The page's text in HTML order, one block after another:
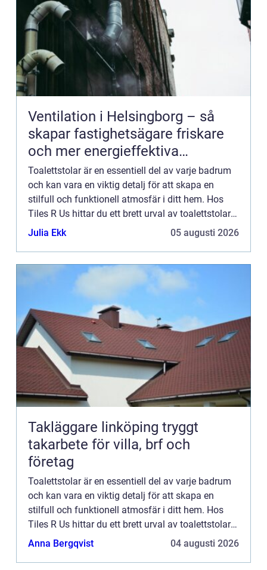
Ventilation i Helsingborg – så
skapar fastighetsägare friskare
och mer energieffektiva
byggnader
Toalettstolar är en essentiell del av varje badrum
och kan vara en viktig detalj för att skapa en
stilfull och funktionell atmosfär i ditt hem. Hos
Tiles R Us hittar du ett brett urval av toalettstolar
av hög kvalitet som passar o...
Julia Ekk 05 augusti 2026
Takläggare linköping tryggt
takarbete för villa, brf och
företag
Toalettstolar är en essentiell del av varje badrum
och kan vara en viktig detalj för att skapa en
stilfull och funktionell atmosfär i ditt hem. Hos
Tiles R Us hittar du ett brett urval av toalettstolar
av hög kvalitet som passar o...
Anna Bergqvist 04 augusti 2026